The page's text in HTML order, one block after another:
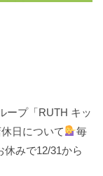
ープ「RUTH キッ
日について
毎
みで12/31から